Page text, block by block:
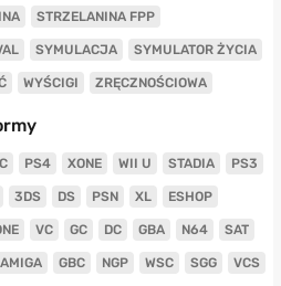
STRZELANINA FPP
SYMULACJA SYMULATOR ŻYCIA
WYŚCIGI ZRĘCZNOŚCIOWA
PS4 XONE WII U STADIA PS3
3DS DS PSN XL ESHOP
VC GC DC GBA N64 SAT
AMIGA GBC NGP WSC SGG VCS